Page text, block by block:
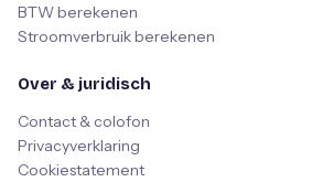
BTW berekenen
Stroomverbruik berekenen
Over & juridisch
Contact & colofon
Privacyverklaring
Cookiestatement